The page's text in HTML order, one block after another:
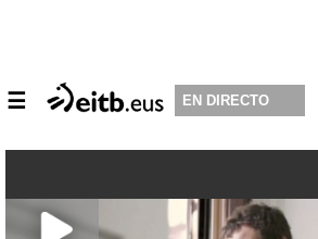
☰ EN DIRECTO